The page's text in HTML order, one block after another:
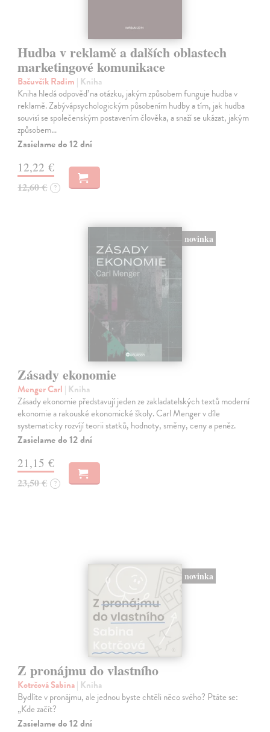
Hudba v reklamě a dalších oblastech
marketingové komunikace
Bačuvčík Radim | Kniha
Kniha hledá odpověď na otázku, jakým způsobem funguje hudba v
reklamě. Zabývápsychologickým působením hudby a tím, jak hudba
souvisí se společenským postavením člověka, a snaží se ukázat, jakým
způsobem…
Zasielame do 12 dní
12,22 €
12,60 € ?
novinka
Zásady ekonomie
Menger Carl | Kniha
Zásady ekonomie představují jeden ze zakladatelských textů moderní
ekonomie a rakouské ekonomické školy. Carl Menger v díle
systematicky rozvíjí teorii statků, hodnoty, směny, ceny a peněz.
Zasielame do 12 dní
21,15 €
23,50 € ?
novinka
Z pronájmu do vlastního
Kotrčová Sabina| Kniha
Bydlíte v pronájmu, ale jednou byste chtěli něco svého? Ptáte se:
„Kde začít?
Zasielame do 12 dní